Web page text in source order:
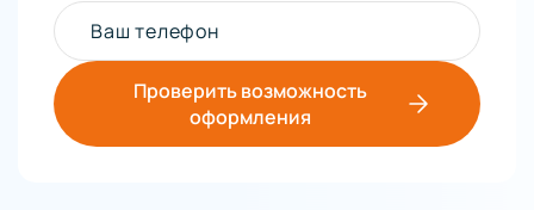
Ваш телефон
Проверить возможность
оформления